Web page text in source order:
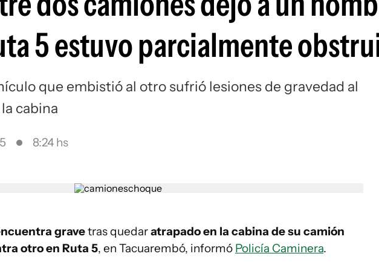
5 estuvo parcialmente
que embistió al otro sufrió lesiones de gravedad al
cabina
8:24 hs
gravetras quedaratrapado en la cabina de su camión
otro en Ruta 5, en Tacuarembó, informó Policía Caminera.